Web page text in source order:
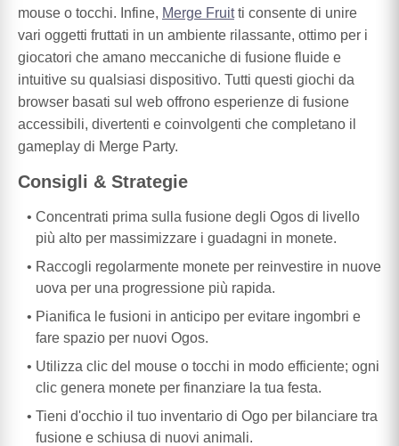
mouse o tocchi. Infine, Merge Fruitti consente di unire
vari oggetti fruttati in un ambiente rilassante, ottimo per i
giocatori che amano meccaniche di fusione fluide e
intuitive su qualsiasi dispositivo. Tutti questi giochi da
browser basati sul web offrono esperienze di fusione
accessibili, divertenti e coinvolgenti che completano il
gameplay di Merge Party.
Consigli & Strategie
Concentrati prima sulla fusione degli Ogos di livello
più alto per massimizzare i guadagni in monete.
Raccogli regolarmente monete per reinvestire in nuove
uova per una progressione più rapida.
Pianifica le fusioni in anticipo per evitare ingombri e
fare spazio per nuovi Ogos.
Utilizza clic del mouse o tocchi in modo efficiente; ogni
clic genera monete per finanziare la tua festa.
Tieni d'occhio il tuo inventario di Ogo per bilanciare tra
fusione e schiusa di nuovi animali.